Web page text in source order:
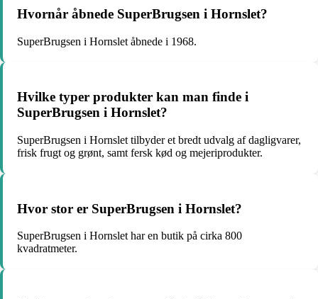
Hvornår åbnede SuperBrugsen i Hornslet?
SuperBrugsen i Hornslet åbnede i 1968.
Hvilke typer produkter kan man finde i
SuperBrugsen i Hornslet?
SuperBrugsen i Hornslet tilbyder et bredt udvalg af dagligvarer,
frisk frugt og grønt, samt fersk kød og mejeriprodukter.
Hvor stor er SuperBrugsen i Hornslet?
SuperBrugsen i Hornslet har en butik på cirka 800
kvadratmeter.